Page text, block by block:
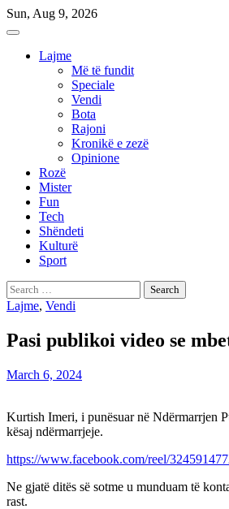
Skip
to
Sun, Aug 9, 2026
Lajme
Më të fundit
Speciale
Vendi
Bota
Rajoni
Kronikë e zezë
Opinione
Rozë
Mister
Fun
Tech
Shëndeti
Kulturë
Sport
Search
for:
Lajme, Vendi
Pasi publikoi video se
March 6, 2024
Kurtish Imeri, i punësuar në Ndërmarrjen
kësaj ndërmarrjeje.
https://www.facebook.com/reel/
Ne gjatë ditës së sotme u munduam të
rast.